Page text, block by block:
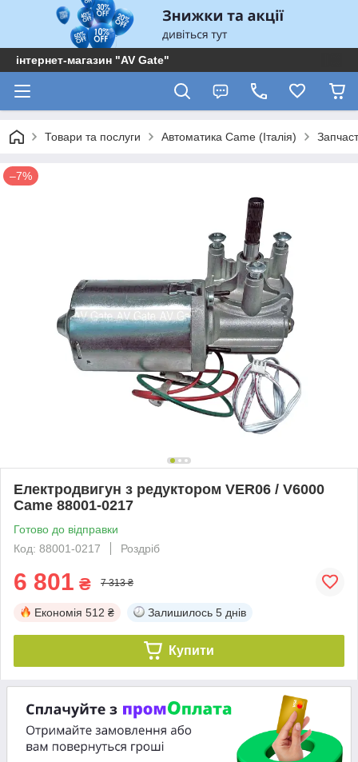
інтернет-магазин "AV Gate"
Товари та послуги Автоматика Came (Італія)
–7%
Електродвигун з редуктором VER06 / V6000
Came 88001-0217
Готово до відправки
Код: 88001-0217
Роздріб
6 801 ₴ 7 313 ₴
Економія 512 ₴ Залишилось 5 днів
Купити